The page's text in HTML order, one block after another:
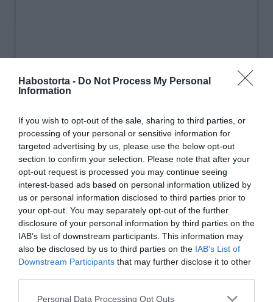
Habostorta - Do Not Process My Personal
Information
If you wish to opt-out of the sale, sharing to third parties, or
processing of your personal or sensitive information for
targeted advertising by us, please use the below opt-out
section to confirm your selection. Please note that after your
opt-out request is processed you may continue seeing
interest-based ads based on personal information utilized by
us or personal information disclosed to third parties prior to
your opt-out. You may separately opt-out of the further
disclosure of your personal information by third parties on the
IAB’s list of downstream participants. This information may
also be disclosed by us to third parties on the IAB’s List of
Downstream Participants that may further disclose it to other
Please note that this website/app uses one or more Google
Personal Data Processing Opt Outs
A bejegyzés megtekintése az Instagramon
Lékai-Kiss Ramóna (@ramona_kiss) által megosztott bejegyzés